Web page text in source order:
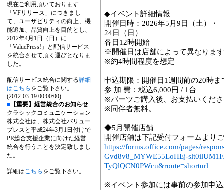
現在ご利用頂いております
「VFリリース」につきまし
て、ユーザビリティの向上、機
能追加、品質向上を目的とし、
2012年4月1日（日）に
「ValuePress!」と配信サービス
を統合させて頂く運びとなりま
した。
配信サービス統合に関する詳細
はこちら をご覧下さい。
(2012-03-19 00:00:00)
■ 【重要】経営統合のお知らせ
クラシックコミュニケーション
株式会社は、株式会社バリュー
プレスと平成24年3月1日付けで
PR総合支援企業に向けた経営
統合を行うことを決定致しまし
た。
詳細はこちら をご覧下さい。
◆イベント詳細情報
開催日時：2026年5月9日（土）
24日（日）
各日12時開始
※開催日は店舗によって異なりま
※約4時間程度を想定
申込期限：開催日1週間前の20時ま
参 加 費：税込6,000円 / 1台
※パーツご購入後、お支払いくだ
※同伴者無料。
◆5月開催店舗
開催店舗は下記受付フォームより
https://forms.office.com/pages/
Gvd8v8_MYWE55LoHEj-
TyQlQCN0PWcu&route=shorturl
※イベント参加には事前の参加申